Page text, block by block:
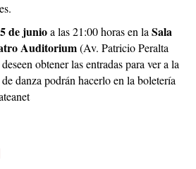
de junioa las 21:00 horas en la Sala
Auditorium(Av. Patricio Peralta
obtener las entradas para ver a la
danza podrán hacerlo en la boletería